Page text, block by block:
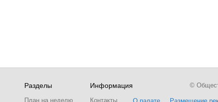
Разделы
План на неделю
Информация
Контакты
©